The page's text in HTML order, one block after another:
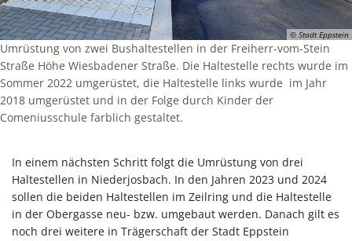
© Stadt Eppstein
Umrüstung von zwei Bushaltestellen in der Freiherr-vom-Stein
Straße Höhe Wiesbadener Straße. Die Haltestelle rechts wurde im
Sommer 2022 umgerüstet, die Haltestelle links wurde im Jahr
2018 umgerüstet und in der Folge durch Kinder der
Comeniusschule farblich gestaltet.
In einem nächsten Schritt folgt die Umrüstung von drei
Haltestellen in Niederjosbach. In den Jahren 2023 und 2024
sollen die beiden Haltestellen im Zeilring und die Haltestelle
in der Obergasse neu- bzw. umgebaut werden. Danach gilt es
noch drei weitere in Trägerschaft der Stadt Eppstein